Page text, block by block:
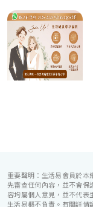
準新人的個性及預算﹔
賓客永誌難忘！
重要聲明：生活易會員於
先審查任何內容，並不會保
容均屬個人意見，並不代表
生活易概不負責。有關詳情